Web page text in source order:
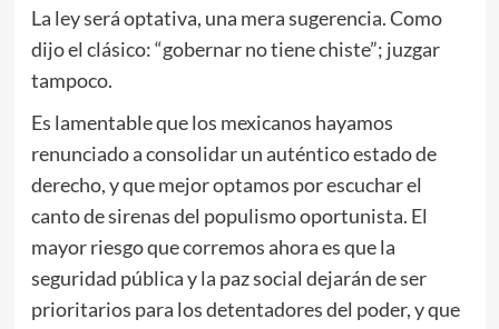
La ley será optativa, una mera sugerencia. Como
dijo el clásico: “gobernar no tiene chiste”; juzgar
tampoco.
Es lamentable que los mexicanos hayamos
renunciado a consolidar un auténtico estado de
derecho, y que mejor optamos por escuchar el
canto de sirenas del populismo oportunista. El
mayor riesgo que corremos ahora es que la
seguridad pública y la paz social dejarán de ser
prioritarios para los detentadores del poder, y que